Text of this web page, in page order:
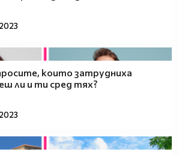
които затрудниха
ли и ти сред тях?